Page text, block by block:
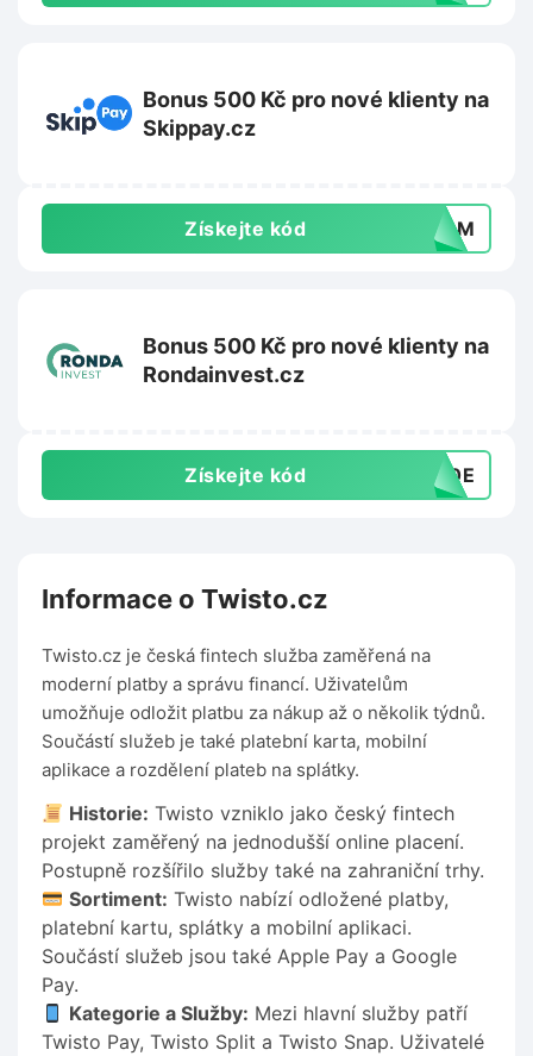
Bonus 500 Kč pro nové klienty na
Skippay.cz
Získejte kód PMGM
Bonus 500 Kč pro nové klienty na
Rondainvest.cz
Získejte kód 500E
Informace o Twisto.cz
Twisto.cz je česká fintech služba zaměřená na
moderní platby a správu financí. Uživatelům
umožňuje odložit platbu za nákup až o několik týdnů.
Součástí služeb je také platební karta, mobilní
aplikace a rozdělení plateb na splátky.
Historie: Twisto vzniklo jako český fintech
projekt zaměřený na jednodušší online placení.
Postupně rozšířilo služby také na zahraniční trhy.
Sortiment: Twisto nabízí odložené platby,
platební kartu, splátky a mobilní aplikaci.
Součástí služeb jsou také Apple Pay a Google
Pay.
Kategorie a Služby: Mezi hlavní služby patří
Twisto Pay, Twisto Split a Twisto Snap. Uživatelé